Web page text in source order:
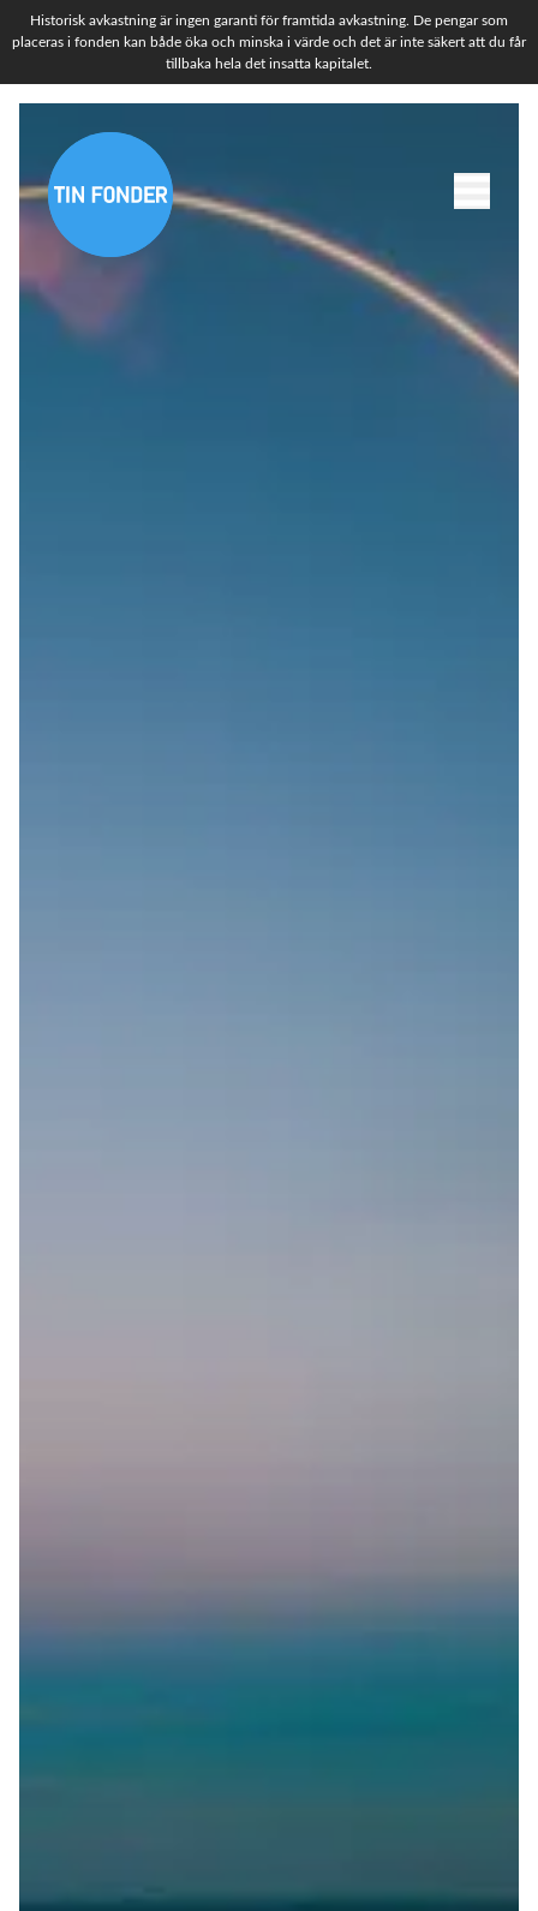
Historisk avkastning är ingen garanti för framtida avkastning. De pengar som
placeras i fonden kan både öka och minska i värde och det är inte säkert att du får
tillbaka hela det insatta kapitalet.